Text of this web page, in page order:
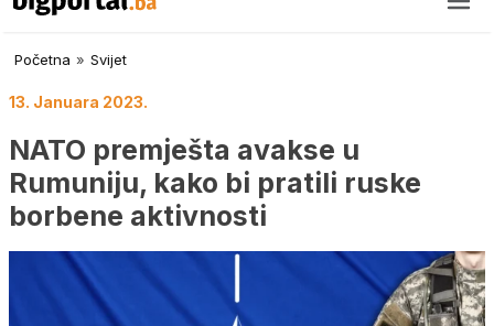
Početna » Svijet
13. Januara 2023.
NATO premješta avakse u
Rumuniju, kako bi pratili ruske
borbene aktivnosti